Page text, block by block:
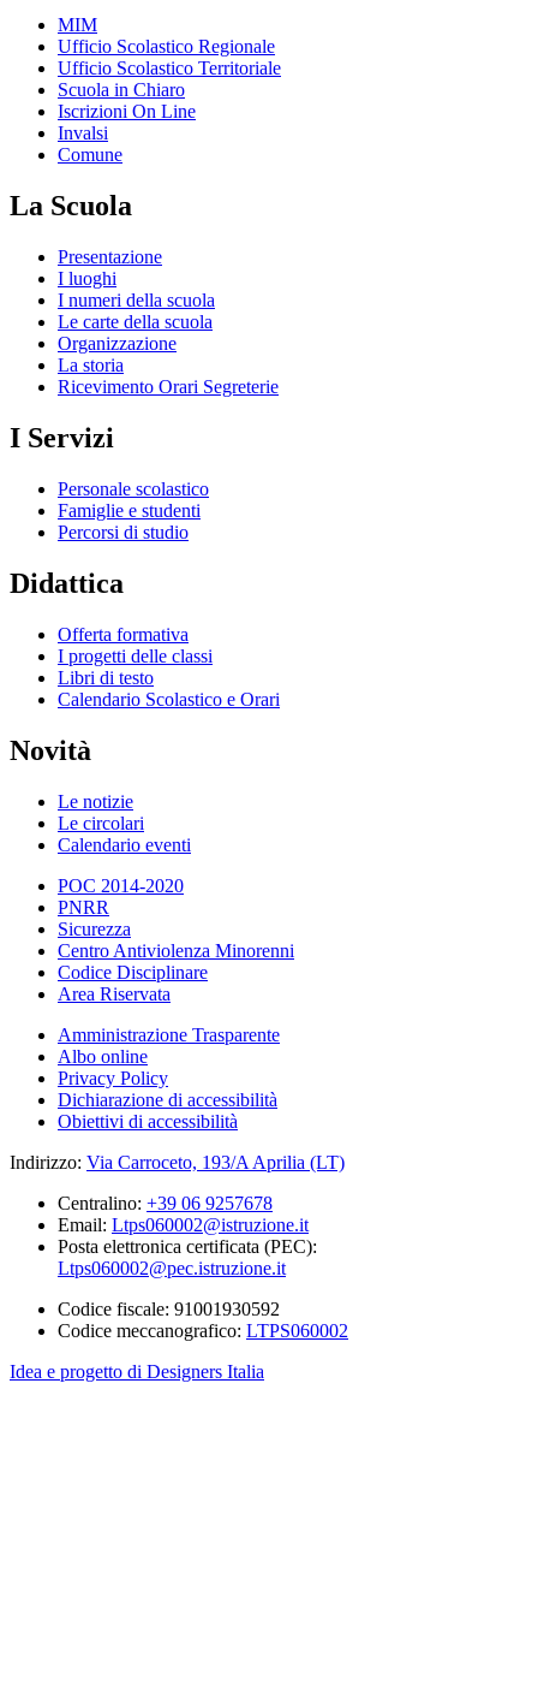
MIM
Ufficio Scolastico Regionale
Ufficio Scolastico Territoriale
Scuola in Chiaro
Iscrizioni On Line
Invalsi
Comune
La Scuola
Presentazione
I luoghi
I numeri della scuola
Le carte della scuola
Organizzazione
La storia
Ricevimento Orari Segreterie
I Servizi
Personale scolastico
Famiglie e studenti
Percorsi di studio
Didattica
Offerta formativa
I progetti delle classi
Libri di testo
Calendario Scolastico e Orari
Novità
Le notizie
Le circolari
Calendario eventi
POC 2014-2020
PNRR
Sicurezza
Centro Antiviolenza Minorenni
Codice Disciplinare
Area Riservata
Amministrazione Trasparente
Albo online
Privacy Policy
Dichiarazione di accessibilità
Obiettivi di accessibilità
Indirizzo: Via Carroceto, 193/A Aprilia (LT)
Centralino: +39 06 9257678
Email: Ltps060002@istruzione.it
Posta elettronica certificata (PEC):
Ltps060002@pec.istruzione.it
Codice fiscale: 91001930592
Codice meccanografico: LTPS060002
Idea e progetto di Designers Italia